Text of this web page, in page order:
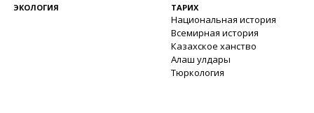
ЭКОЛОГИЯ ТАРИХ
Национальная история
Всемирная история
Казахское ханство
Алаш улдары
Тюркология